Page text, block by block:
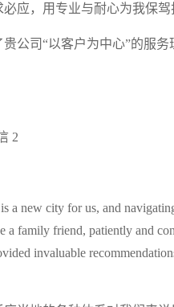
应，用专业与耐心为我保驾
公司“以客户为中心”的服
2
new city for us, and
a family friend, patiently and
invaluable